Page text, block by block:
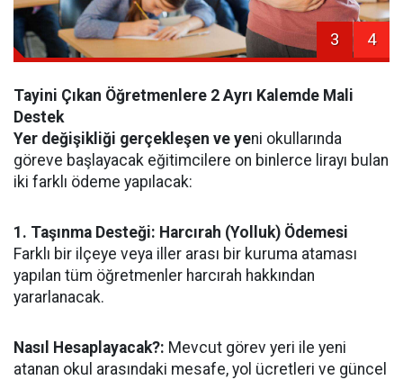
3 4
Tayini Çıkan Öğretmenlere 2 Ayrı Kalemde Mali
Destek
Yer değişikliği gerçekleşen ve yeni okullarında
göreve başlayacak eğitimcilere on binlerce lirayı bulan
iki farklı ödeme yapılacak:
1. Taşınma Desteği: Harcırah (Yolluk) Ödemesi
Farklı bir ilçeye veya iller arası bir kuruma ataması
yapılan tüm öğretmenler harcırah hakkından
yararlanacak.
Nasıl Hesaplayacak?: Mevcut görev yeri ile yeni
atanan okul arasındaki mesafe, yol ücretleri ve güncel